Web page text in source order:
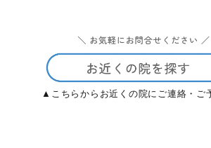
▲こちらからお近くの院にご連絡・ご